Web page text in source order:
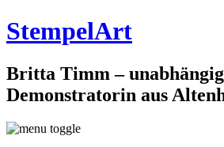
StempelArt
Britta Timm –
Demonstratorin aus